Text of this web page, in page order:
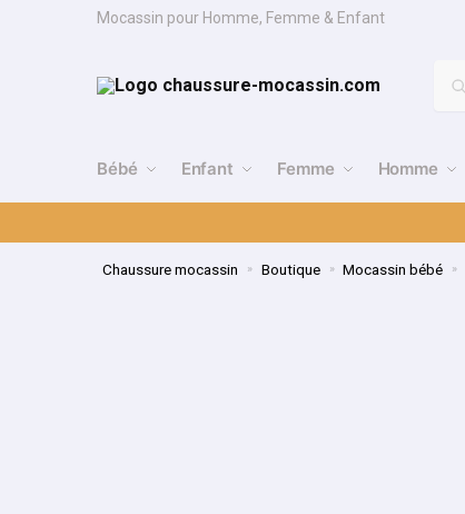
Mocassin pour Homme, Femme & Enfant
Bébé Enfant Femme Homme
Chaussure mocassin » Boutique » Mocassin bébé »